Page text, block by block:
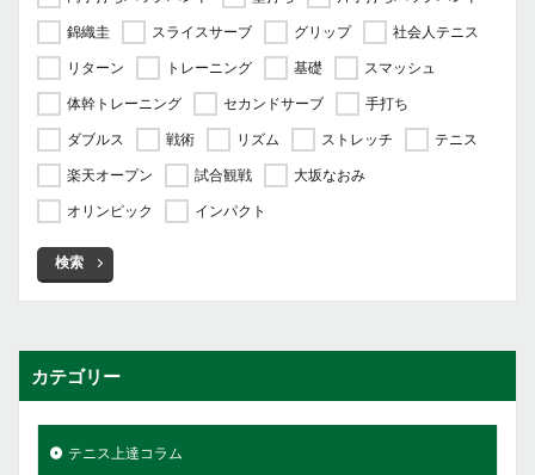
錦織圭
スライスサーブ グリップ
社会人テニス
リターン
トレーニング 基礎
スマッシュ
体幹トレーニング
セカンドサーブ
手打ち
ダブルス
戦術 リズム ストレッチ
テニス
楽天オープン
試合観戦
大坂なおみ
オリンピック
インパクト
検索
カテゴリー
テニス上達コラム